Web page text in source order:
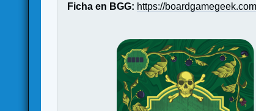
Ficha en BGG: https://